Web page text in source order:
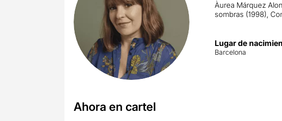
Àurea Márquez
sombras (1998),
Lugar de
Barcelona
Ahora en cartel